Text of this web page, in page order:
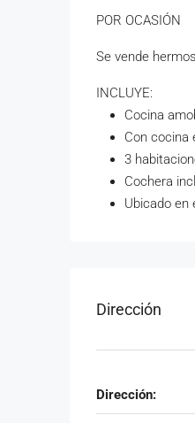
POR OCASIÓN
Se vende
INCLUYE:
Cocina
Con cocina
3
Cochera
Ubicado en
Dirección
Dirección: